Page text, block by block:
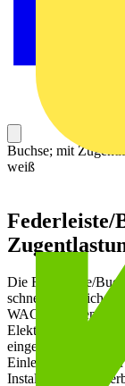
Buchse; mit
weiß
Federleiste/
Die Federleiste/
schnelle und
WAGO werden
Elektroinstallation
eingeteilt sind, z. B.
Einlegeleuchten.